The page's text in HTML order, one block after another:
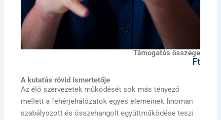
Támogatás összege
Ft
A kutatás rövid ismertetője
Az élő szervezetek működését sok más tényező
mellett a fehérjehálózatok egyes elemeinek finoman
szabályozott és összehangolt együttműködése teszi